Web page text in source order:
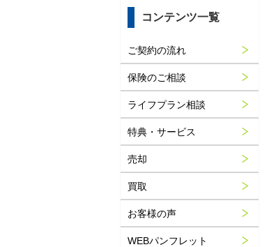
コンテンツ一覧
ご契約の流れ
保険のご相談
ライフプラン相談
特典・サービス
売却
買取
お客様の声
WEBパンフレット